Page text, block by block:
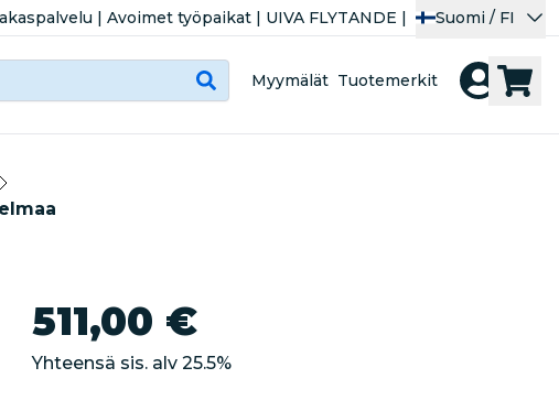
| Avoimet työpaikat | UIVA FLYTANDE | Suomi / FI
Myymälät Tuotemerkit
511,00 €
Yhteensä sis. alv 25.5%